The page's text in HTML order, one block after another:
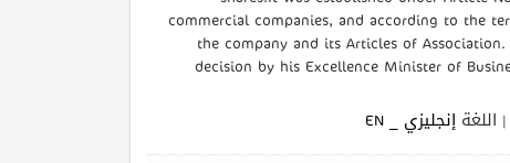
commercial companies, and according to the
the company and its Articles of
decision by his Excellence Minister of
| اللغة إنجليزي _ EN